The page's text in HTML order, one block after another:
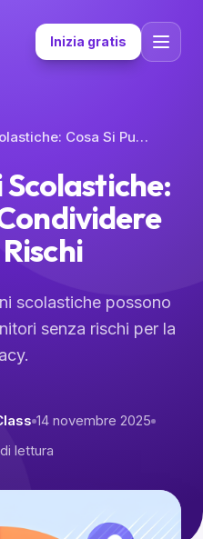
Inizia gratis
Informazioni Scolastiche: Cosa Si Può Condividere Senza Rischi
scolastiche possono
senza rischi per la
14 novembre 2025
lettura